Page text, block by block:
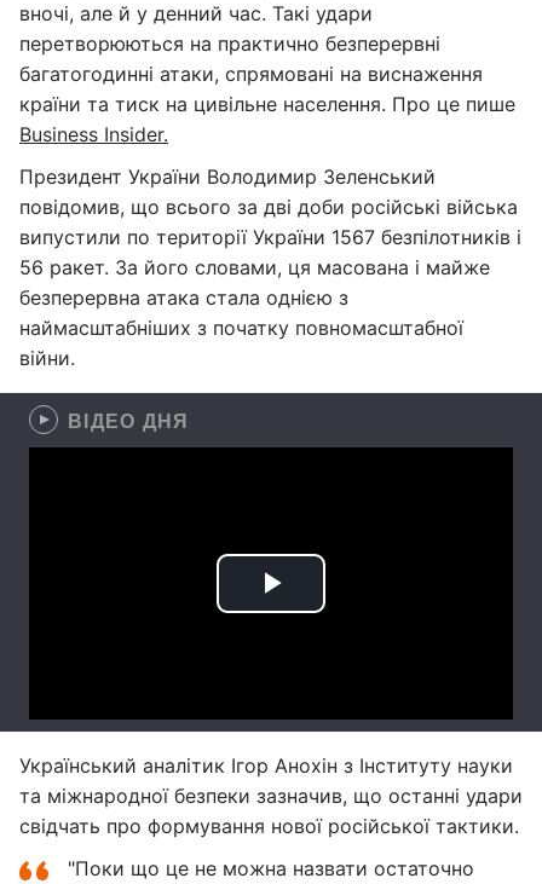
вночі, але й у денний час. Такі удари
перетворюються на практично безперервні
багатогодинні атаки, спрямовані на виснаження
країни та тиск на цивільне населення. Про це пише
Business Insider.
Президент України Володимир Зеленський
повідомив, що всього за дві доби російські війська
випустили по території України 1567 безпілотників і
56 ракет. За його словами, ця масована і майже
безперервна атака стала однією з
наймасштабніших з початку повномасштабної
війни.
ВІДЕО ДНЯ
Український аналітик Ігор Анохін з Інституту науки
та міжнародної безпеки зазначив, що останні удари
свідчать про формування нової російської тактики.
"Поки що це не можна назвати остаточно